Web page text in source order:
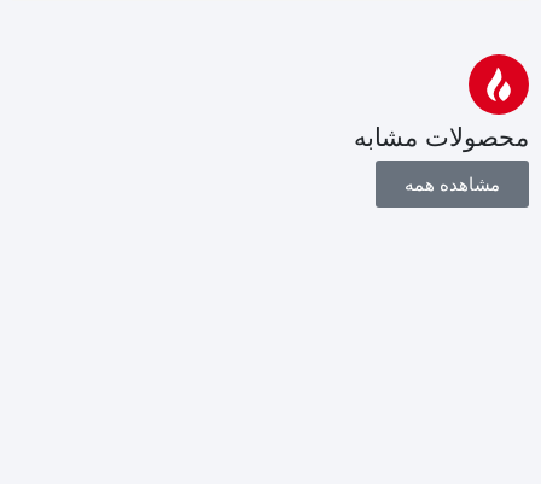
محصولات مشابه
مشاهده همه